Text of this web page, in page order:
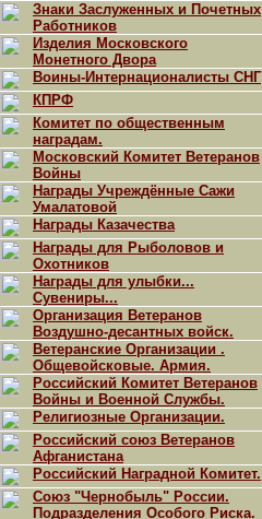
Знаки Заслуженных и Почетных
Работников
Изделия Московского
Монетного Двора
Воины-Интернационалисты СНГ
КПРФ
Комитет по общественным
наградам.
Московский Комитет Ветеранов
Войны
Награды Учреждённые Сажи
Умалатовой
Награды Казачества
Награды для Рыболовов и
Охотников
Награды для улыбки...
Сувениры...
Организация Ветеранов
Воздушно-десантных войск.
Ветеранские Организации .
Общевойсковые. Армия.
Российский Комитет Ветеранов
Войны и Военной Службы.
Религиозные Организации.
Российский союз Ветеранов
Афганистана
Российский Наградной Комитет.
Союз "Чернобыль" России.
Подразделения Особого Риска.